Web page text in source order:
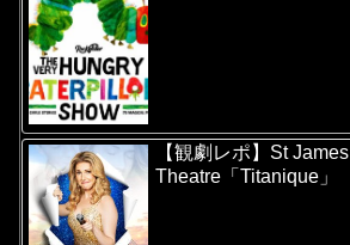
【観劇レポ】St James
Theatre「Titanique」